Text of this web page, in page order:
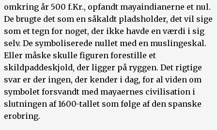
omkring år 500 f.Kr., opfandt mayaindianerne et nul.
De brugte det som en såkaldt pladsholder, det vil sige
som et tegn for noget, der ikke havde en værdi i sig
selv. De symboliserede nullet med en muslingeskal.
Eller måske skulle figuren forestille et
skildpaddeskjold, der ligger på ryggen. Det rigtige
svar er der ingen, der kender i dag, for al viden om
symbolet forsvandt med mayaernes civilisation i
slutningen af 1600-tallet som følge af den spanske
erobring.